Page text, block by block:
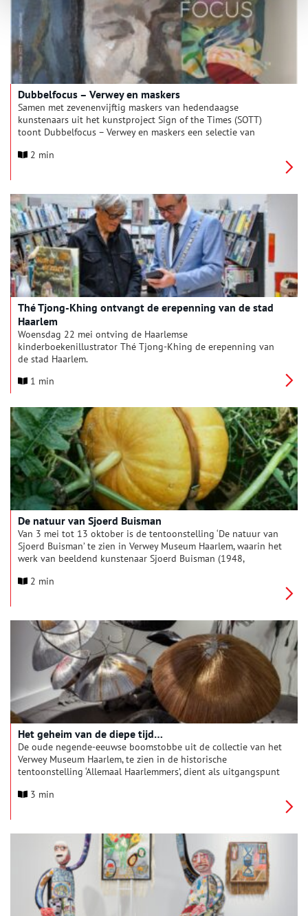
Dubbelfocus – Verwey en maskers
Samen met zevenenvijftig maskers van hedendaagse
kunstenaars uit het kunstproject Sign of the Times (SOTT)
toont Dubbelfocus – Verwey en maskers een selectie van
sculpturen, gezichten, maskers en koppen van dieren zijn een
2 min
Thé Tjong-Khing ontvangt de erepenning van de stad
Haarlem
Woensdag 22 mei ontving de Haarlemse
kinderboekenillustrator Thé Tjong-Khing de erepenning van
de stad Haarlem.
1 min
De natuur van Sjoerd Buisman
Van 3 mei tot 13 oktober is de tentoonstelling ‘De natuur van
Sjoerd Buisman’ te zien in Verwey Museum Haarlem, waarin het
werk van beeldend kunstenaar Sjoerd Buisman (1948,
experimenteren met natuurlijke materialen, nodigt de
geselecteerde werken, waardoor bezoekers niet alleen inzicht
krijgen in zijn artistieke ontwikkeling, maar ook worden
geconfronteerd met de urgentie van zijn thematiek: de
kwetsbaarheid van de natuur en de noodzaak om in harmonie
met haar te leven.
2 min
Het geheim van de diepe tijd…
De oude negende-eeuwse boomstobbe uit de collectie van het
Verwey Museum Haarlem, te zien in de historische
tentoonstelling ‘Allemaal Haarlemmers’, dient als uitgangspunt
van drie transhistorische kunsttentoonstellingen ‘Laat los en
Buisman, Lisa van Casand, Douglas Mandry Jacobien de Rooij
en Tanja Smeets.
3 min